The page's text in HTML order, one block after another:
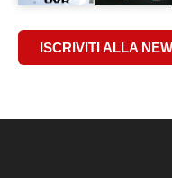
ISCRIVITI ALLA